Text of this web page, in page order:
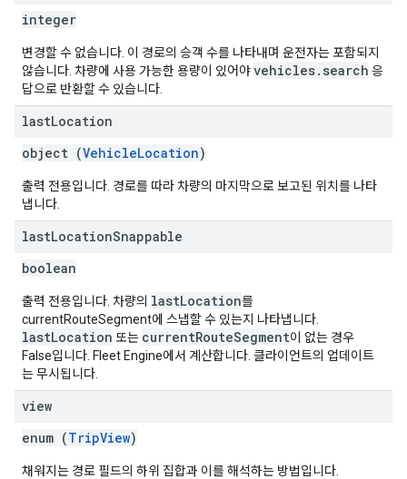
integer
변경할 수 없습니다. 이 경로의 승객 수를 나타내며 운전자는 포함되지
않습니다. 차량에 사용 가능한 용량이 있어야vehicles.search 응
답으로 반환할 수 있습니다.
lastLocation
object (VehicleLocation)
출력 전용입니다. 경로를 따라 차량의 마지막으로 보고된 위치를 나타
냅니다.
lastLocationSnappable
boolean
출력 전용입니다. 차량의 lastLocation를
currentRouteSegment에 스냅할 수 있는지 나타냅니다.
lastLocation 또는 currentRouteSegment이 없는 경우
False입니다. Fleet Engine에서 계산합니다. 클라이언트의 업데이트
는 무시됩니다.
view
enum (TripView)
채워지는 경로 필드의 하위 집합과 이를 해석하는 방법입니다.